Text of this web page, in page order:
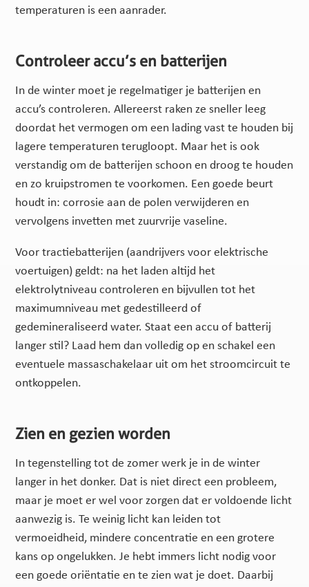
temperaturen is een aanrader.
Controleer accu’s en batterijen
In de winter moet je regelmatiger je batterijen en
accu’s controleren. Allereerst raken ze sneller leeg
doordat het vermogen om een lading vast te houden bij
lagere temperaturen terugloopt. Maar het is ook
verstandig om de batterijen schoon en droog te houden
en zo kruipstromen te voorkomen. Een goede beurt
houdt in: corrosie aan de polen verwijderen en
vervolgens invetten met zuurvrije vaseline.
Voor tractiebatterijen (aandrijvers voor elektrische
voertuigen) geldt: na het laden altijd het
elektrolytniveau controleren en bijvullen tot het
maximumniveau met gedestilleerd of
gedemineraliseerd water. Staat een accu of batterij
langer stil? Laad hem dan volledig op en schakel een
eventuele massaschakelaar uit om het stroomcircuit te
ontkoppelen.
Zien en gezien worden
In tegenstelling tot de zomer werk je in de winter
langer in het donker. Dat is niet direct een probleem,
maar je moet er wel voor zorgen dat er voldoende licht
aanwezig is. Te weinig licht kan leiden tot
vermoeidheid, mindere concentratie en een grotere
kans op ongelukken. Je hebt immers licht nodig voor
een goede oriëntatie en te zien wat je doet. Daarbij